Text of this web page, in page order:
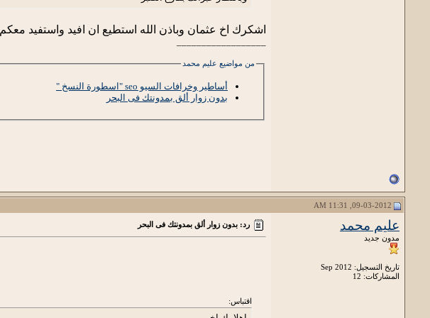
اشكرك اخ عثمان وباذن الله استطيع ان افيد واستفيد معكم
من مواضيع عليم محمد
أساطير وخرافات السيو seo "اسطورة النسخ "
بدون زوار ألق بمدونتك فى البحر
عليم محمد
مدون جديد
تاريخ التسجيل: Sep 2012
المشاركات: 12
رد: بدون زوار ألق بمدونتك فى البحر
اقتباس: